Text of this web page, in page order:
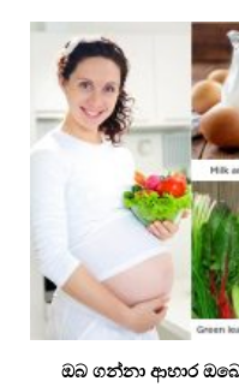
ඔබ ගන්නා ආහාර